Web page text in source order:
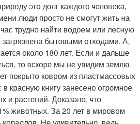
это долг каждого человека,
люди просто не смогут жить на
трудно найти водоем или лесную
загрязнена бытовыми отходами. А,
около 180 лет. Если и дальше
то вскоре мы не увидим землю
покрыто ковром из пластмассовых
красную книгу занесено огромное
и растений. Доказано, что
животных. За 20 лет в мировом